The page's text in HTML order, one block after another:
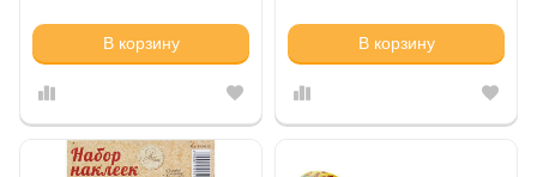
В корзину В корзину